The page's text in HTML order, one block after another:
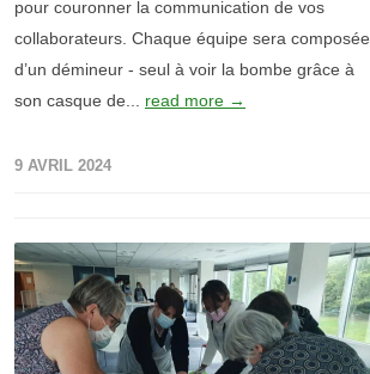
pour couronner la communication de vos
collaborateurs. Chaque équipe sera composée
d’un démineur - seul à voir la bombe grâce à
son casque de... read more →
9 AVRIL 2024